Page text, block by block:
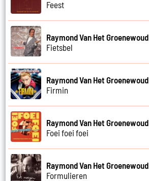
Feest
Raymond Van Het Groenewoud
Fietsbel
Raymond Van Het Groenewoud
Firmin
Raymond Van Het Groenewoud
Foei foei foei
Raymond Van Het Groenewoud
Formulieren